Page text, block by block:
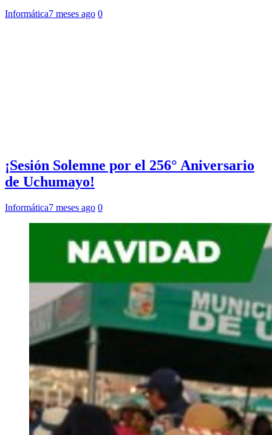
Informática7 meses ago 0
¡Sesión Solemne por el 256° Aniversario
de Uchumayo!
Informática7 meses ago 0